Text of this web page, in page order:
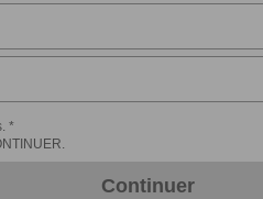
*
Continuer